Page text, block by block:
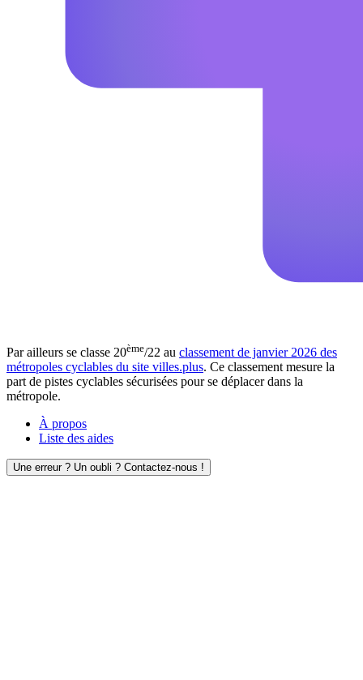
Par ailleurs se classe 20ème/22 au classement de janvier 2026 des
métropoles cyclables du site villes.plus. Ce classement mesure la
part de pistes cyclables sécurisées pour se déplacer dans la
métropole.
À propos
Liste des aides
Une erreur ? Un oubli ? Contactez-nous !